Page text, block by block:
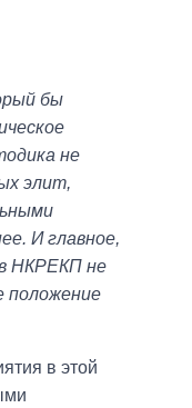
бы
не
элит,
И главное,
НКРЕКП не
положение
в этой